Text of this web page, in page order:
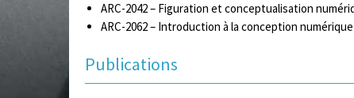
ARC-2042 – Figuration et conceptualisation
ARC-2062 – Introduction à la conception numérique
Publications